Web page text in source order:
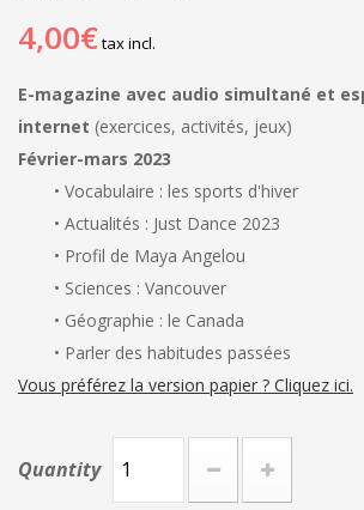
4,00€tax incl.
E-magazine avec audio simultané et
internet (exercices, activités, jeux)
Février-mars 2023
• Vocabulaire : les sports d'hiver
• Actualités : Just Dance 2023
• Profil de Maya Angelou
• Sciences : Vancouver
• Géographie : le Canada
• Parler des habitudes passées
Vous préférez la version papier ? Cliquez ici.
Quantity